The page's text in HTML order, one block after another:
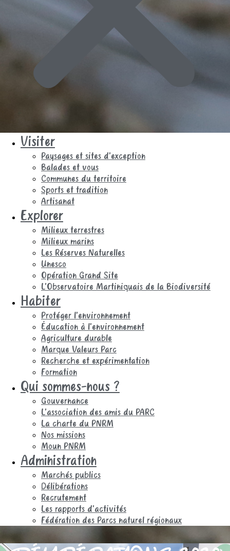
Visiter
Paysages et sites d’exception
Balades et vous
Communes du territoire
Sports et tradition
Artisanat
Explorer
Milieux terrestres
Milieux marins
Les Réserves Naturelles
Unesco
Opération Grand Site
L’Observatoire Martiniquais de la Biodiversité
Habiter
Protéger l’environnement
Éducation à l’environnement
Agriculture durable
Marque Valeurs Parc
Recherche et expérimentation
Formation
Qui sommes-nous ?
Gouvernance
L’association des amis du PARC
La charte du PNRM
Nos missions
Moun PNRM
Administration
Marchés publics
Délibérations
Recrutement
Les rapports d’activités
Fédération des Parcs naturel régionaux